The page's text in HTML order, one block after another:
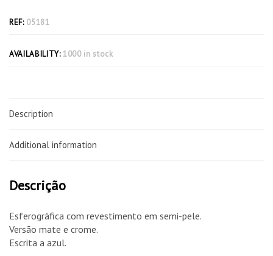
REF: 05181
AVAILABILITY: 1000 in stock
Description
Additional information
Descrição
Esferográfica com revestimento em semi-pele.
Versão mate e crome.
Escrita a azul.